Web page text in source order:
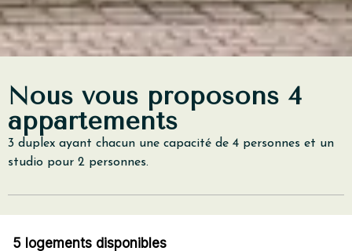
Nous vous proposons 4
appartements
3 duplex ayant chacun une capacité de 4 personnes et un
studio pour 2 personnes.